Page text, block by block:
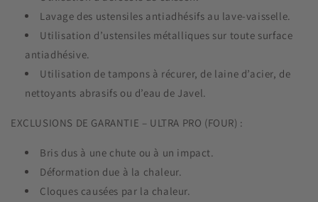
Lavage des ustensiles antiadhésifs au lave-vaisselle.
Utilisation d’ustensiles métalliques sur toute surface
antiadhésive.
Utilisation de tampons à récurer, de laine d’acier, de
nettoyants abrasifs ou d’eau de Javel.
EXCLUSIONS DE GARANTIE – ULTRA PRO (FOUR) :
Bris dus à une chute ou à un impact.
Déformation due à la chaleur.
Cloques causées par la chaleur.